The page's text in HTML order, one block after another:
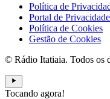
Política de
Portal de Privacidade
Política de Cookies
Gestão de Cookies
© Rádio Itatiaia. Todos os
Tocando agora!